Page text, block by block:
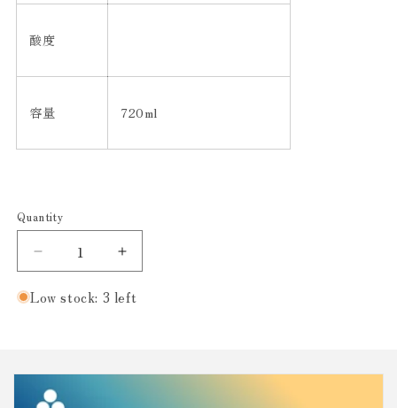
酸度
容量 720ml
Quantity
Decrease
quantity
for
『た
ま
Increase
quantity
for
『た
Low stock: 3 left